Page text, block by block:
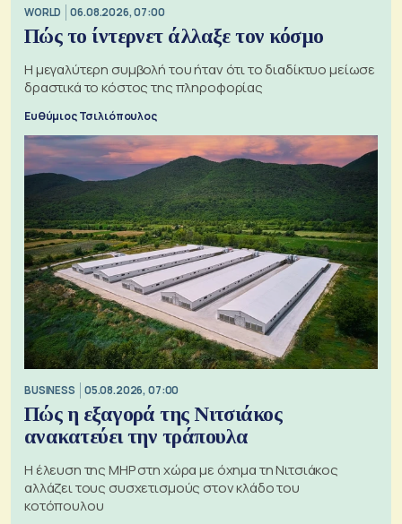
WORLD 06.08.2026, 07:00
Πώς το ίντερνετ άλλαξε τον κόσμο
Η μεγαλύτερη συμβολή του ήταν ότι το διαδίκτυο μείωσε
δραστικά το κόστος της πληροφορίας
Ευθύμιος Τσιλιόπουλος
BUSINESS 05.08.2026, 07:00
Πώς η εξαγορά της Νιτσιάκος
ανακατεύει την τράπουλα
H έλευση της MHP στη χώρα με όχημα τη Νιτσιάκος
αλλάζει τους συσχετισμούς στον κλάδο του
κοτόπουλου